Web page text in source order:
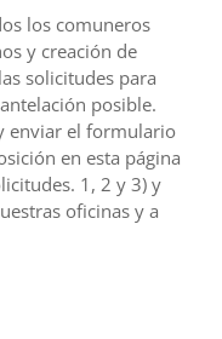
los comuneros
y creación de
solicitudes para
posible.
enviar el formulario
en esta página
1, 2 y 3) y
oficinas y a